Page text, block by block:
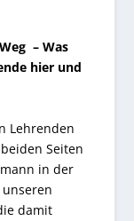
– Was
hier und
Lehrenden
Seiten
in der
damit